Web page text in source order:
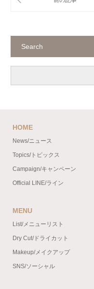
Search
HOME
News/ニュース
Topics/トピックス
Campaign/キャンペーン
Official LINE/ライン
MENU
List/メニューリスト
Dry Cut/ドライカット
Makeup/メイクアップ
SNS/ソーシャル